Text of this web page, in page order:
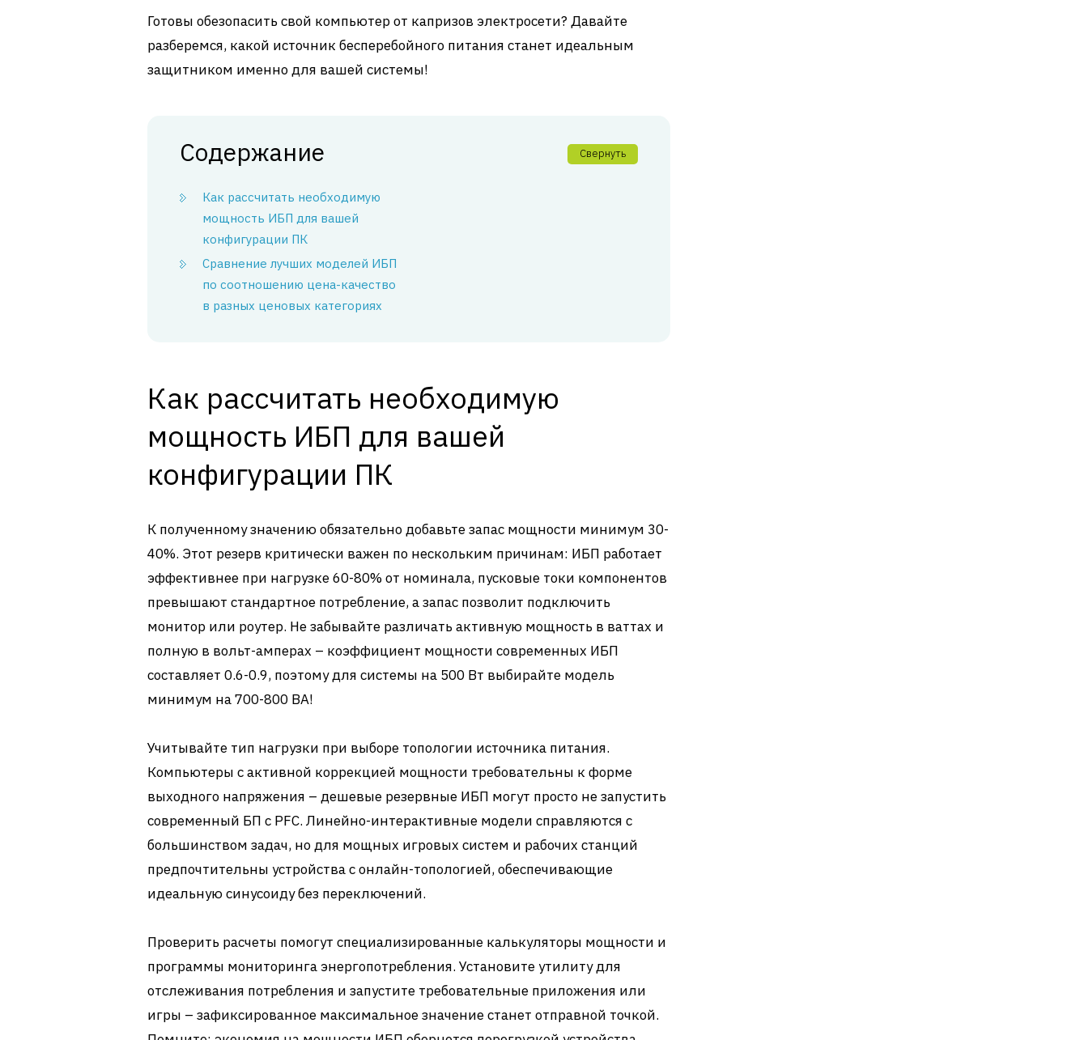
Готовы обезопасить свой компьютер от капризов электросети? Давайте
разберемся, какой источник бесперебойного питания станет идеальным
защитником именно для вашей системы!
Содержание Свернуть
Как рассчитать необходимую
мощность ИБП для вашей
конфигурации ПК
Сравнение лучших моделей ИБП
по соотношению цена-качество
в разных ценовых категориях
Как рассчитать необходимую
мощность ИБП для вашей
конфигурации ПК
К полученному значению обязательно добавьте запас мощности минимум 30-
40%. Этот резерв критически важен по нескольким причинам: ИБП работает
эффективнее при нагрузке 60-80% от номинала, пусковые токи компонентов
превышают стандартное потребление, а запас позволит подключить
монитор или роутер. Не забывайте различать активную мощность в ваттах и
полную в вольт-амперах – коэффициент мощности современных ИБП
составляет 0.6-0.9, поэтому для системы на 500 Вт выбирайте модель
минимум на 700-800 ВА!
Учитывайте тип нагрузки при выборе топологии источника питания.
Компьютеры с активной коррекцией мощности требовательны к форме
выходного напряжения – дешевые резервные ИБП могут просто не запустить
современный БП с PFC. Линейно-интерактивные модели справляются с
большинством задач, но для мощных игровых систем и рабочих станций
предпочтительны устройства с онлайн-топологией, обеспечивающие
идеальную синусоиду без переключений.
Проверить расчеты помогут специализированные калькуляторы мощности и
программы мониторинга энергопотребления. Установите утилиту для
отслеживания потребления и запустите требовательные приложения или
игры – зафиксированное максимальное значение станет отправной точкой.